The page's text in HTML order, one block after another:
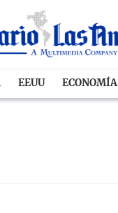
EEUU ECONOMÍA